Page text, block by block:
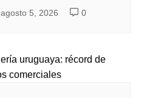
agosto 5, 2026 0